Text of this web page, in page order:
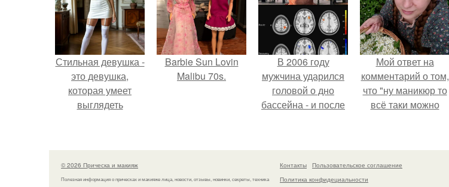
Стильная девушка -
это девушка,
которая умеет
выглядеть
ситуации.
Barbie Sun Lovin
Malibu 70s.
В 2006 году
мужчина ударился
головой о дно
бассейна - и после
странным образом.
Мой ответ на
комментарий о том,
что "ну маникюр то
всё таки можно
© 2026 Прическа и макияж
Полезная информация о прическах и макияже лица, новости, отзывы, новинки, секреты, техника
Контакты
Пользовательское соглашение
Политика конфидециальности